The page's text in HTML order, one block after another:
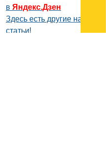
в Яндекс.Дзен
Здесь есть другие наши
статьи!